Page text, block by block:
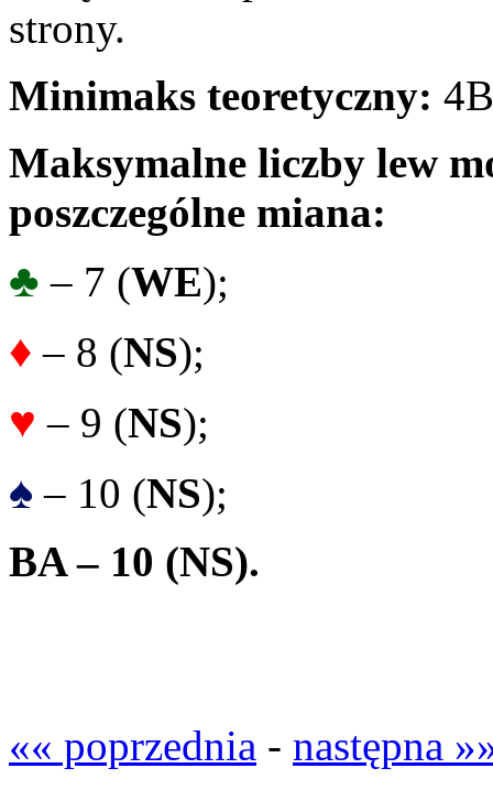
strony.
Minimaks teoretyczny:
Maksymalne liczby lew
poszczególne miana:
♣ – 7 (WE);
♦ – 8 (NS);
♥ – 9 (NS);
♠ – 10 (NS);
BA – 10 (NS).
«« poprzednia - następna